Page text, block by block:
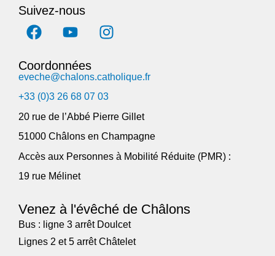
Suivez-nous
Coordonnées
eveche@chalons.catholique.fr
+33 (0)3 26 68 07 03
20 rue de l’Abbé Pierre Gillet
51000 Châlons en Champagne
Accès aux Personnes à Mobilité Réduite (PMR) :
19 rue Mélinet
Venez à l'évêché de Châlons
Bus : ligne 3 arrêt Doulcet
Lignes 2 et 5 arrêt Châtelet